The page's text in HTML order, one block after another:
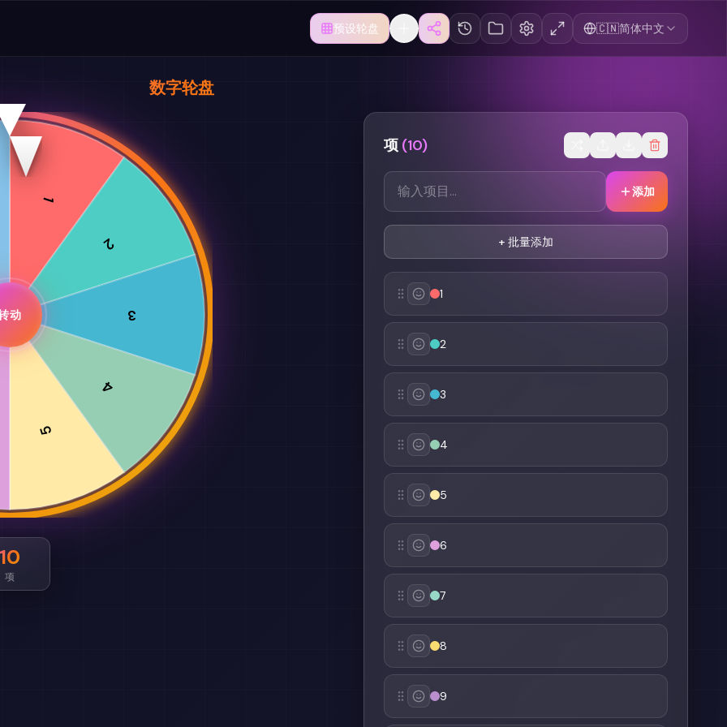
预设轮盘 🇨🇳简体中文
数字轮盘
1
2
3
4
5
动
10
项
项 (10)
添加
+ 批量添加